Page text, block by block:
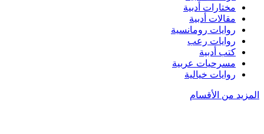
مختارات أدبية
مقالات أدبية
روايات رومانسية
روايات رعب
كتب أدبية
مسرحيات عربية
روايات خيالية
المزيد من الأقسام